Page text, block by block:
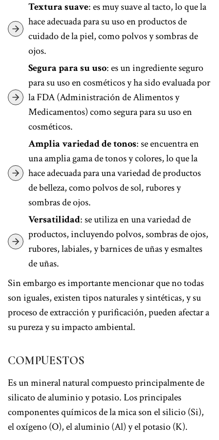
Textura suave: es muy suave al tacto, lo que la
hace adecuada para su uso en productos de
cuidado de la piel, como polvos y sombras de
ojos.
Segura para su uso: es un ingrediente seguro
para su uso en cosméticos y ha sido evaluada por
la FDA (Administración de Alimentos y
Medicamentos) como segura para su uso en
cosméticos.
Amplia variedad de tonos: se encuentra en
una amplia gama de tonos y colores, lo que la
hace adecuada para una variedad de productos
de belleza, como polvos de sol, rubores y
sombras de ojos.
Versatilidad: se utiliza en una variedad de
productos, incluyendo polvos, sombras de ojos,
rubores, labiales, y barnices de uñas y esmaltes
de uñas.
Sin embargo es importante mencionar que no todas
son iguales, existen tipos naturales y sintéticas, y su
proceso de extracción y purificación, pueden afectar a
su pureza y su impacto ambiental.
COMPUESTOS
Es un mineral natural compuesto principalmente de
silicato de aluminio y potasio. Los principales
componentes químicos de la mica son el silicio (Si),
el oxígeno (O), el aluminio (Al) y el potasio (K).